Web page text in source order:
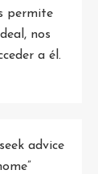
permite
nos
a él.
advice